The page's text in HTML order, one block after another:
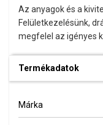
Az anyagok és a
Felületkezelésünk,
megfelel az igényes
Termékadatok
Márka